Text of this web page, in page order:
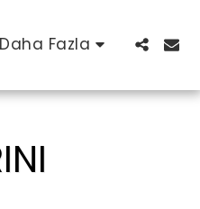
Daha Fazla